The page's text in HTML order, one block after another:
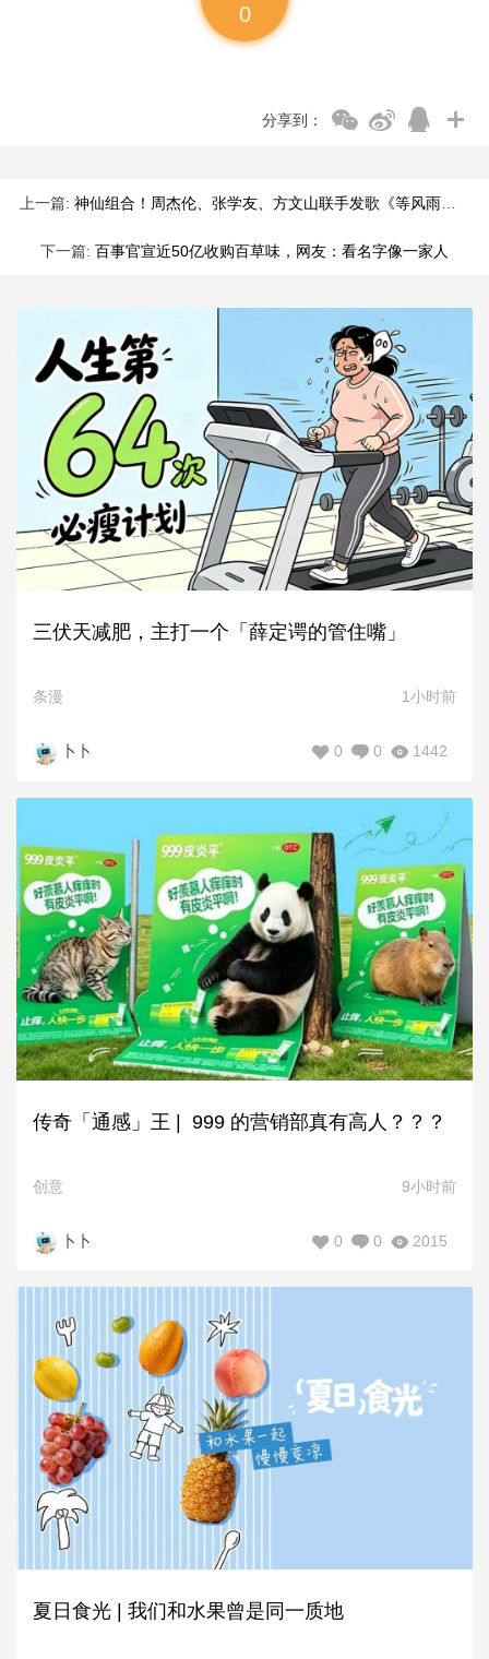
0
分享到：
上一篇: 神仙组合！周杰伦、张学友、方文山联手发歌《等风雨经过》
下一篇: 百事官宣近50亿收购百草味，网友：看名字像一家人
三伏天减肥，主打一个「薛定谔的管住嘴」
条漫 1小时前
卜卜 1442
0
0
传奇「通感」王 | 999 的营销部真有高人？？？
创意 9小时前
卜卜 2015
0
0
夏日食光 | 我们和水果曾是同一质地